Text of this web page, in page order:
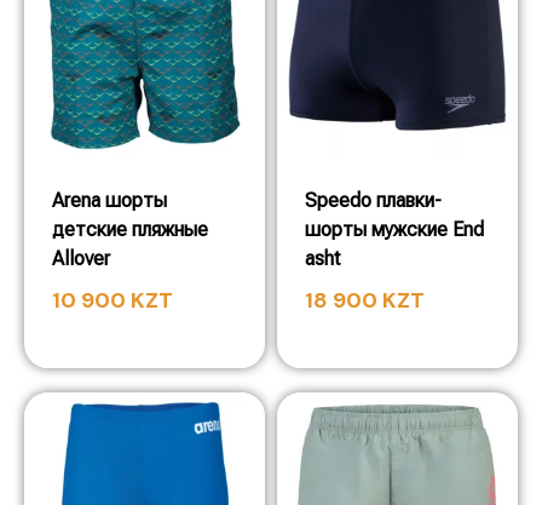
Arena шорты
детские пляжные
Allover
10 900 KZT
Speedo плавки-
шорты мужские End
asht
18 900 KZT